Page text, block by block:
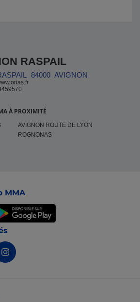
RASPAIL
84000 AVIGNON
À PROXIMITÉ
AVIGNON ROUTE DE LYON
ROGNONAS
MMA